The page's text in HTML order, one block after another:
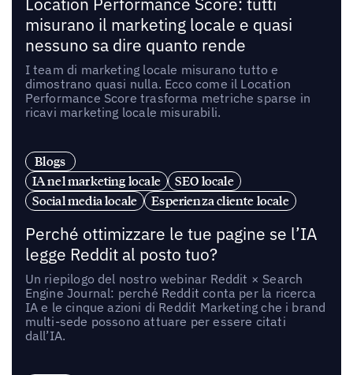
Location Performance Score: tutti
misurano il marketing locale e quasi
nessuno sa dire quanto rende
I team di marketing locale misurano tutto e
dimostrano quasi nulla. Ecco come il Location
Performance Score trasforma metriche sparse in
ricavi marketing locale misurabili.
Blogs
IA nel marketing locale
SEO locale
Social media locale
Esperienza cliente locale
Perché ottimizzare le tue pagine se l’IA
legge Reddit al posto tuo?
Un riepilogo del nostro webinar Reddit × Search
Engine Journal: perché Reddit conta per la ricerca
IA e le cinque azioni di Reddit Marketing che i brand
multi-sede possono attuare per essere citati
dall’IA.